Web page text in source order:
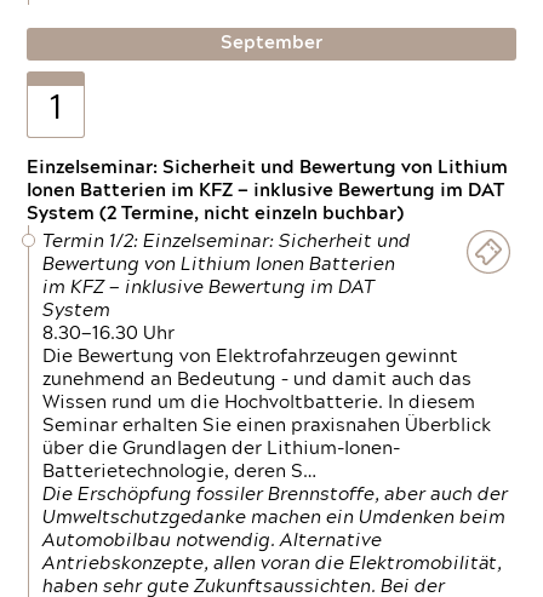
September
1
Einzelseminar: Sicherheit und Bewertung von Lithium
Ionen Batterien im KFZ — inklusive Bewertung im DAT
System (2 Termine, nicht einzeln buchbar)
Termin 1/2: Einzelseminar: Sicherheit und
Bewertung von Lithium Ionen Batterien
im KFZ — inklusive Bewertung im DAT
System
8.30—16.30 Uhr
Die Bewertung von Elektrofahrzeugen gewinnt
zunehmend an Bedeutung – und damit auch das
Wissen rund um die Hochvoltbatterie. In diesem
Seminar erhalten Sie einen praxisnahen Überblick
über die Grundlagen der Lithium-Ionen-
Batterietechnologie, deren S…
Die Erschöpfung fossiler Brennstoffe, aber auch der
Umweltschutzgedanke machen ein Umdenken beim
Automobilbau notwendig. Alternative
Antriebskonzepte, allen voran die Elektromobilität,
haben sehr gute Zukunftsaussichten. Bei der